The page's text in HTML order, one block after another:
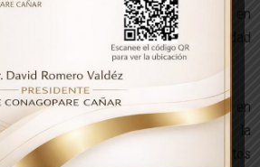
de sus colectivos, se manifiestan en
e ideológica que muestran su capacidad
cultural.
culturales se localizan en
y usos relacionados con la
(27), los Usos sociales, rituales y actos